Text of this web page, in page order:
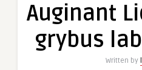
Auginant
grybus
Written by